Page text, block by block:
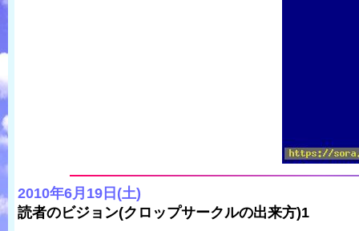
2010年6月19日(土)
読者のビジョン(クロップサークルの出来方)1